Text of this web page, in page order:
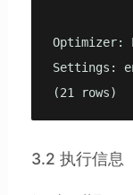
Optimizer:
Settings:
(21 rows)
3.2 执行信息